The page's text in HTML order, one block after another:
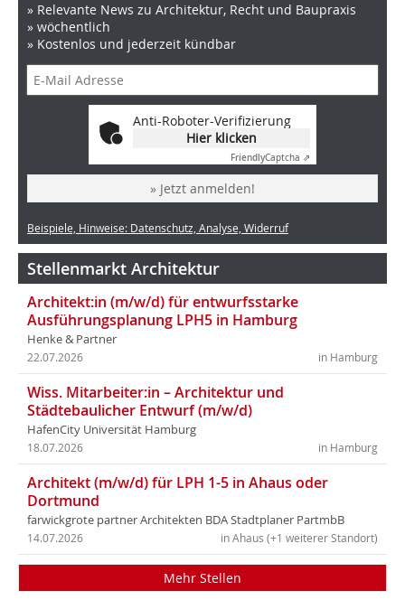
» Relevante News zu Architektur, Recht und Baupraxis
» wöchentlich
» Kostenlos und jederzeit kündbar
Anti-Roboter-Verifizierung
Hier klicken
FriendlyCaptcha ⇗
» Jetzt anmelden!
Beispiele, Hinweise: Datenschutz, Analyse, Widerruf
Stellenmarkt Architektur
Architekt:in (m/w/d) für entwurfsstarke
Ausführungsplanung LPH5 in Hamburg
Henke & Partner
in Hamburg
22.07.2026
Wiss. Mitarbeiter:in – Architektur und
Städtebaulicher Entwurf (m/w/d)
HafenCity Universität Hamburg
in Hamburg
18.07.2026
Architekt (m/w/d) für LPH 1-5 in Ahaus oder
Dortmund
farwickgrote partner Architekten BDA Stadtplaner PartmbB
in Ahaus (+1 weiterer Standort)
14.07.2026
Mehr Stellen